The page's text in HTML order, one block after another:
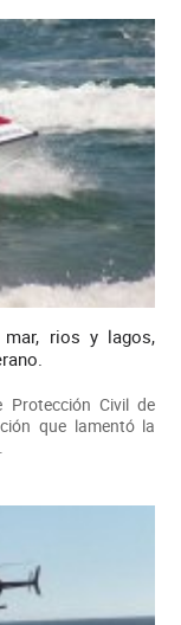
rios y lagos,
Civil de
que lamentó la